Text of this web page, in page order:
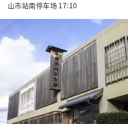
山市站南停车场 17:10